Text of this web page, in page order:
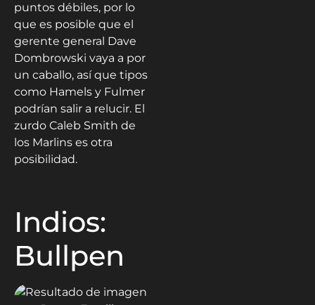
puntos débiles, por lo
que es posible que el
gerente general Dave
Dombrowski vaya a por
un caballo, así que tipos
como Hamels y Fulmer
podrían salir a relucir. El
zurdo Caleb Smith de
los Marlins es otra
posibilidad.
Indios:
Bullpen